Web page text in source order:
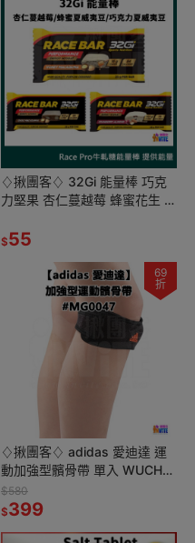
♢揪團客♢ 32Gi 能量棒 巧克
力堅果 杏仁蔓越莓 蜂蜜花生 補
蛋白棒
$55
69
折
♢揪團客♢ adidas 愛迪達 運
動加強型髕骨帶 單入 WUCHT
P3 高機能 髕骨加壓帶
#MG0047
$580
$399